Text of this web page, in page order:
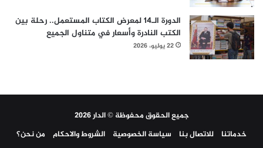
الدورة الـ14 لمعرض الكتاب المستعمل.. رحلة بين
الكتب النادرة وأسعار في متناول الجميع
22 يوليو، 2026
جميع الحقوق محفوظة © الدار 2026
خدماتنا
للاتصال بنا سياسة الخصوصية الشروط والاحكام من نحن؟